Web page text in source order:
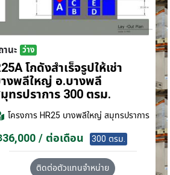
านะ ว่าง
โกดังสำเร็จรูปให้เช่า
งพลีใหญ่ อ.บางพลี
ทรปราการ 300 ตรม.
โครงการHR25 บางพลีใหญ่ สมุทรปราการ
36,000 / ต่อเดือน 300 ตรม.
ติดต่อตัวแทนจำหน่าย